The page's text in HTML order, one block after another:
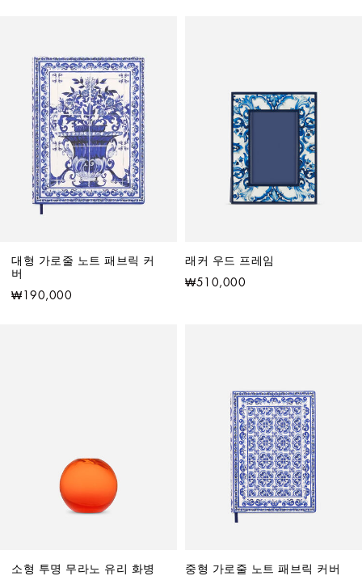
대형 가로줄 노트 패브릭 커
버
₩190,000
래커 우드 프레임
₩510,000
소형 투명 무라노 유리 화병
중형 가로줄 노트 패브릭 커버